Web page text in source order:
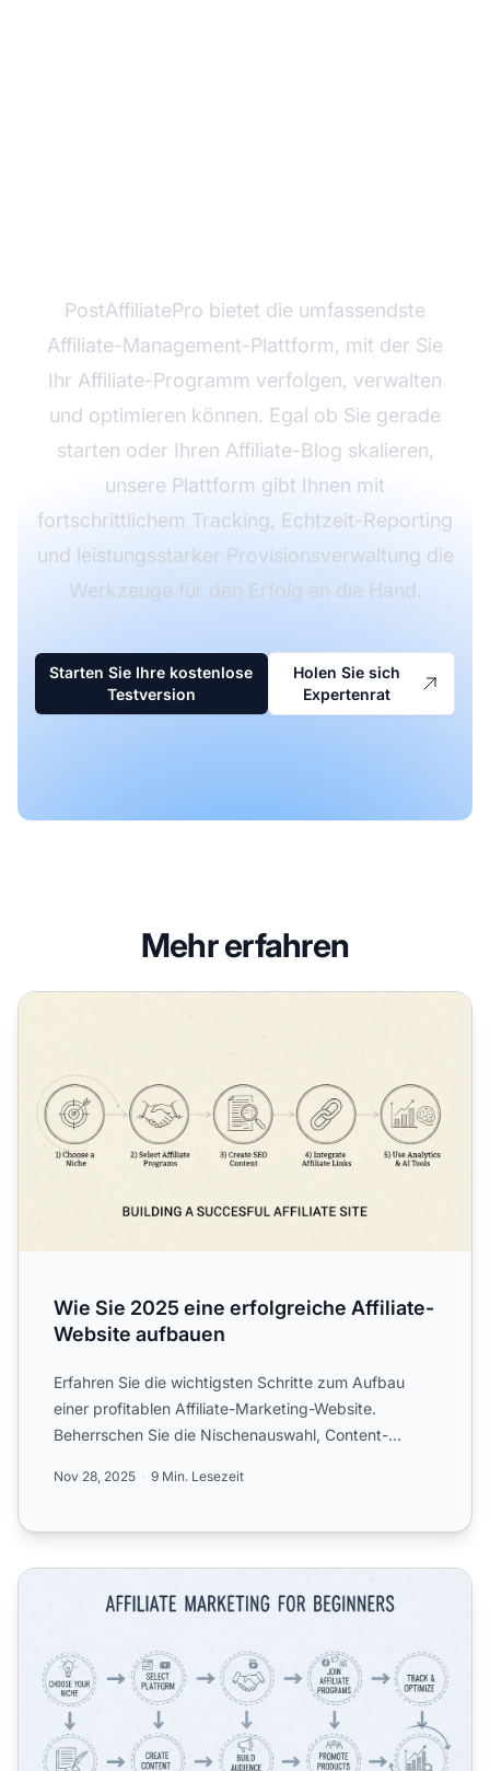
PostAffiliatePro bietet die umfassendste
Affiliate-Management-Plattform, mit der Sie
Ihr Affiliate-Programm verfolgen, verwalten
und optimieren können. Egal ob Sie gerade
starten oder Ihren Affiliate-Blog skalieren,
unsere Plattform gibt Ihnen mit
fortschrittlichem Tracking, Echtzeit-Reporting
und leistungsstarker Provisionsverwaltung die
Werkzeuge für den Erfolg an die Hand.
Starten Sie Ihre kostenlose
Testversion
Holen Sie sich
Expertenrat
Mehr erfahren
Wie Sie 2025 eine erfolgreiche Affiliate-Website aufbauen
Wie Sie 2025 eine erfolgreiche Affiliate-
Website aufbauen
Erfahren Sie die wichtigsten Schritte zum Aufbau
einer profitablen Affiliate-Marketing-Website.
Beherrschen Sie die Nischenauswahl, Content-
Nov 28, 2025 9 Min. Lesezeit
Wie starte ich mit Affiliate-Marketing? Kompletter